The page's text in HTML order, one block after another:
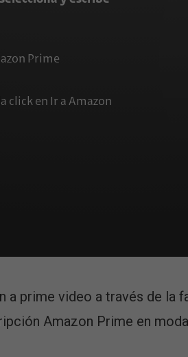
dónde debo hacer el registro?
cerrar tus pestañas recientes e
Prime
click en Ir a Amazon
prime video a través de la
Amazon Prime en